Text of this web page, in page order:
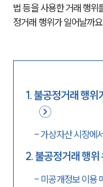
법 등을 사용한 거래 행위
정거래 행위가 일어날까
1.불공정거래 행위
-가상자산 시장에
2.불공정거래 행위
- 미공개정보 이용